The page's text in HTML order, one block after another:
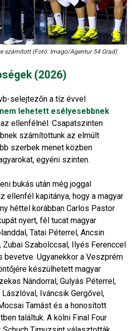
számított (Fotó: Imago/Agentur 54 Grad)
(2026)
selejtezőn a tíz évvel
lehetett esélyesebbnek
ellenfélnél. Csapatszinten
számítottunk az elmúlt
szerbek menet közben
egyéni szinten.
bukás után még joggal
ellenfél kapitánya, hogy a magyar
héttel korábban Carlos Pastor
nyert, fél tucat magyar
Tatai Péterrel, Ancsin
Zubai Szabolccsal, Ilyés Ferenccel
Ugyanekkor a Veszprém
készülhetett magyar
Nándorral, Gulyás Péterrel,
Lászlóval, Iváncsik Gergővel,
Tamást és a honosított
találtuk. A kölni Final Four